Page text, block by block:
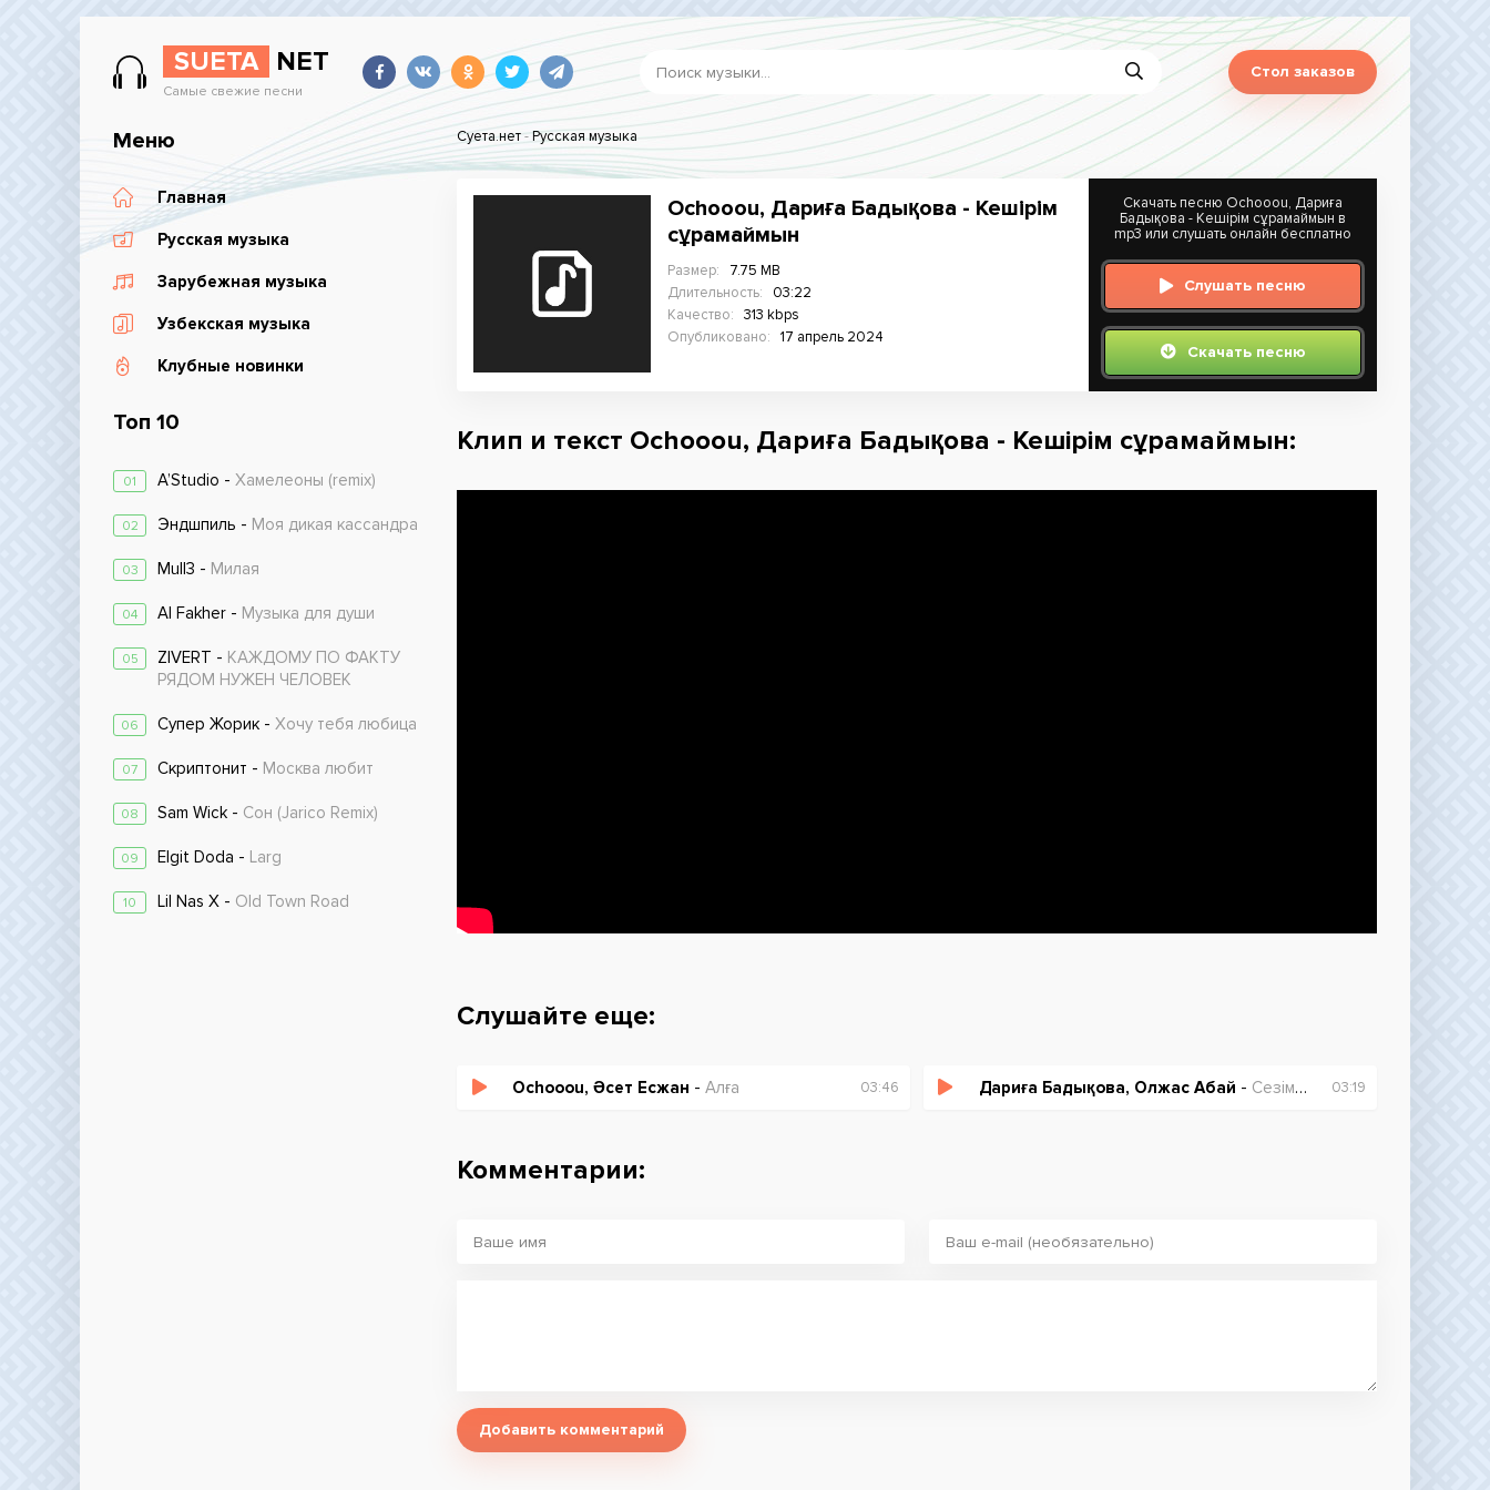
SUETA NET
Самые свежие песни
Стол заказов
Меню
Главная
Русская музыка
Зарубежная музыка
Узбекская музыка
Клубные новинки
Топ 10
01 A’Studio - Хамелеоны (remix)
02 Эндшпиль - Моя дикая кассандра
03 Mull3 - Милая
04 Al Fakher - Музыка для души
05 ZIVERT - КАЖДОМУ ПО ФАКТУ
РЯДОМ НУЖЕН ЧЕЛОВЕК
06 Супер Жорик - Хочу тебя любица
07 Скриптонит - Москва любит
08 Sam Wick - Сон (Jarico Remix)
09 Elgit Doda - Larg
10 Lil Nas X - Old Town Road
Суета.нет-Русская музыка
Ochooou, Дариға Бадықова - Кешірім
сұрамаймын
Размер:
7.75 MB
Длительность:
03:22
Качество:
313 kbps
Опубликовано:
17 апрель 2024
Скачать песню Ochooou, Дариға
Бадықова - Кешірім сұрамаймын в
mp3 или слушать онлайн бесплатно
Слушать песню
Скачать песню
Клип и текст Ochooou, Дариға Бадықова - Кешірім сұрамаймын:
Слушайте еще:
Ochooou, Әсет Есжан - Алға 03:46 Дариға Бадықова, Олжас Абай - Сезім үшін (OST Таптым-ау сені) 03:19
Комментарии:
Добавить комментарий